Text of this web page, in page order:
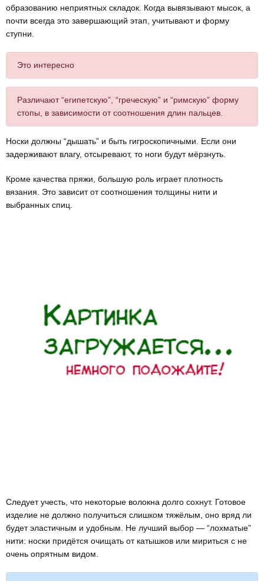
образованию неприятных складок. Когда вывязывают мысок, а
почти всегда это завершающий этап, учитывают и форму
ступни.
Это интересно
Различают “египетскую”, “греческую” и “римскую” форму
стопы, в зависимости от соотношения длин пальцев.
Носки должны “дышать” и быть гигроскопичными. Если они
задерживают влагу, отсыревают, то ноги будут мёрзнуть.
Кроме качества пряжи, большую роль играет плотность
вязания. Это зависит от соотношения толщины нити и
выбранных спиц.
Следует учесть, что некоторые волокна долго сохнут. Готовое
изделие не должно получиться слишком тяжёлым, оно вряд ли
будет эластичным и удобным. Не лучший выбор — “лохматые”
нити: носки придётся очищать от катышков или мириться с не
очень опрятным видом.